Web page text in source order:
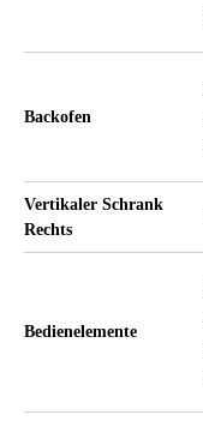
Backofen
Vertikaler Schrank
Rechts
Bedienelemente